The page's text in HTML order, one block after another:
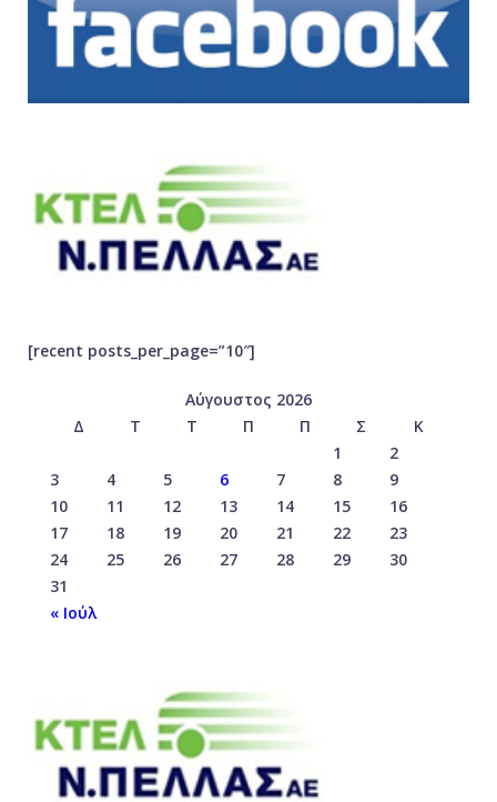
[recent posts_per_page=”10″]
Αύγουστος 2026
Δ
Τ Τ Π Π Σ
Κ
1
2
3
4 5 6 7 8
9
10
11 12 13 14 15
16
17
18 19 20 21 22
23
24
25 26 27 28 29
30
31
« Ιούλ